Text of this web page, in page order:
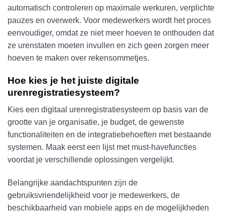
automatisch controleren op maximale werkuren, verplichte
pauzes en overwerk. Voor medewerkers wordt het proces
eenvoudiger, omdat ze niet meer hoeven te onthouden dat
ze urenstaten moeten invullen en zich geen zorgen meer
hoeven te maken over rekensommetjes.
Hoe kies je het juiste digitale
urenregistratiesysteem?
Kies een digitaal urenregistratiesysteem op basis van de
grootte van je organisatie, je budget, de gewenste
functionaliteiten en de integratiebehoeften met bestaande
systemen. Maak eerst een lijst met must-havefuncties
voordat je verschillende oplossingen vergelijkt.
Belangrijke aandachtspunten zijn de
gebruiksvriendelijkheid voor je medewerkers, de
beschikbaarheid van mobiele apps en de mogelijkheden